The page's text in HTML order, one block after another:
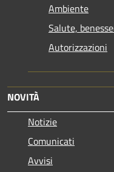
Ambiente
Salute,
Autorizzazioni
NOVITÀ
Notizie
Comunicati
Avvisi